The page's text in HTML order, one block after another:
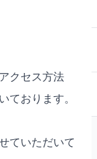
クセス方法
おります。
ていただいて